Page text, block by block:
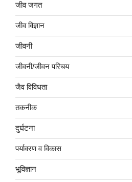
जीव जगत
जीव विज्ञान
जीवनी
जीवनी/जीवन परिचय
जैव विविधता
तकनीक
दुर्घटना
पर्यावरण व विकास
भूविज्ञान